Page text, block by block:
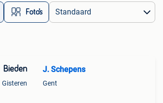
Foto’s
Bieden
Gisteren
J. Schepens
Gent